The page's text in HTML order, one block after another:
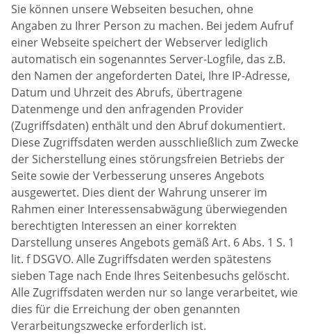
Sie können unsere Webseiten besuchen, ohne
Angaben zu Ihrer Person zu machen. Bei jedem Aufruf
einer Webseite speichert der Webserver lediglich
automatisch ein sogenanntes Server-Logfile, das z.B.
den Namen der angeforderten Datei, Ihre IP-Adresse,
Datum und Uhrzeit des Abrufs, übertragene
Datenmenge und den anfragenden Provider
(Zugriffsdaten) enthält und den Abruf dokumentiert.
Diese Zugriffsdaten werden ausschließlich zum Zwecke
der Sicherstellung eines störungsfreien Betriebs der
Seite sowie der Verbesserung unseres Angebots
ausgewertet. Dies dient der Wahrung unserer im
Rahmen einer Interessensabwägung überwiegenden
berechtigten Interessen an einer korrekten
Darstellung unseres Angebots gemäß Art. 6 Abs. 1 S. 1
lit. f DSGVO. Alle Zugriffsdaten werden spätestens
sieben Tage nach Ende Ihres Seitenbesuchs gelöscht.
Alle Zugriffsdaten werden nur so lange verarbeitet, wie
dies für die Erreichung der oben genannten
Verarbeitungszwecke erforderlich ist.